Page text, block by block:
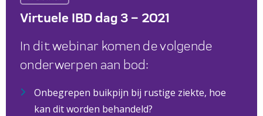
Virtuele IBD dag 3 – 2021
In dit webinar komen de volgende
onderwerpen aan bod:
Onbegrepen buikpijn bij rustige ziekte, hoe
kan dit worden behandeld?